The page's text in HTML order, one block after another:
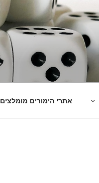
אתרי הימורים מומלצים